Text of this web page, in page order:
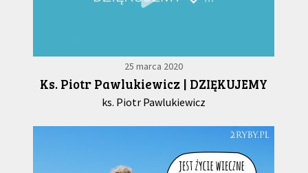
25 marca 2020
Ks. Piotr Pawlukiewicz | DZIĘKUJEMY
ks. Piotr Pawlukiewicz